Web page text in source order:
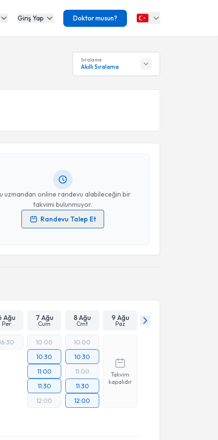
Giriş Yap Doktor musun?
Sıralama
Akıllı Sıralama
uzmandan online randevu alabileceğin bir
takvimi bulunmuyor.
Randevu Talep Et
Kasapiçin randevu takvimi talebi oluşturun. Size
randevu almanız için bir takvim hazırlandığında e-
verilerimin işlenmesine ilişkinAydınlatma Metni
Ağu
Per
7 Ağu
Cum
8 Ağu
Cmt
9 Ağu
Paz
10:00
10:30
11:00
11:30
12:00
10:00
10:30
11:00
11:30
12:00
Takvim
kapalıdır